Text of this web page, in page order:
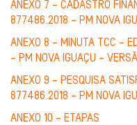
ANEXO 7 – CADASTRO
877486.2018 – PM NOVA
ANEXO 8 – MINUTA TCC –
– PM NOVA IGUAÇU –
ANEXO 9 – PESQUISA
877486.2018 – PM NOVA
ANEXO 10 – ETAPAS